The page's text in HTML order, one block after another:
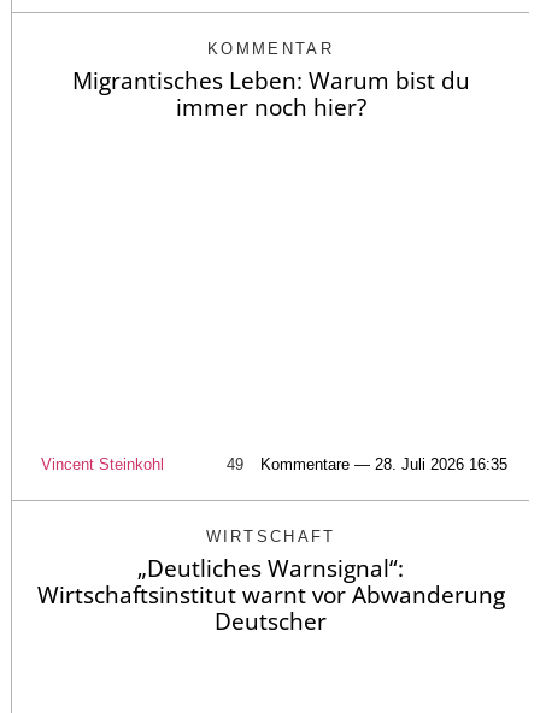
KOMMENTAR
Migrantisches Leben: Warum bist du
immer noch hier?
Vincent Steinkohl 49 Kommentare — 28. Juli 2026 16:35
WIRTSCHAFT
„Deutliches Warnsignal“:
Wirtschaftsinstitut warnt vor Abwanderung
Deutscher